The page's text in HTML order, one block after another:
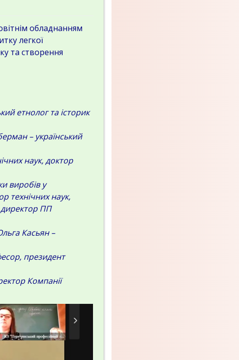
обладнанням
легкої
та створення
етнолог та історик
– український
наук, доктор
виробів у
технічних наук,
ПП
Касьян –
президент
Компанії